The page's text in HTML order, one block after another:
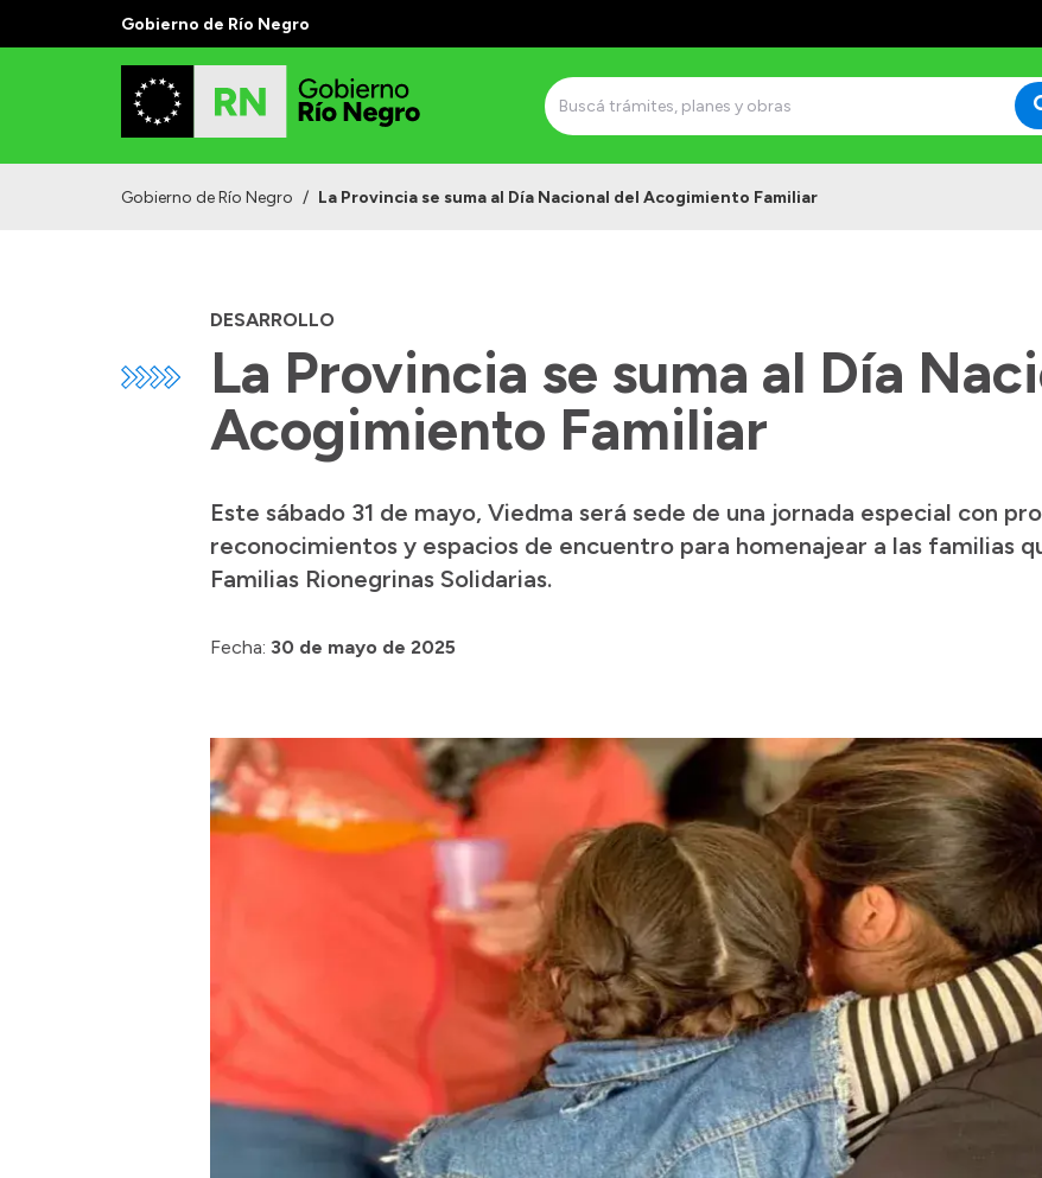
Gobierno de Río Negro
Gobierno de Río Negro / La Provincia se suma al Día Nacional del Acogimiento Familiar
DESARROLLO
La Provincia se suma al Día
Acogimiento Familiar
Este sábado 31 de mayo, Viedma será sede de una jornada especial con
reconocimientos y espacios de encuentro para homenajear a las familias
Familias Rionegrinas Solidarias.
Fecha: 30 de mayo de 2025